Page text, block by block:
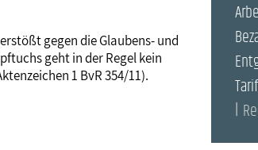
gegen die Glaubens- und
geht in der Regel kein
1 BvR 354/11).